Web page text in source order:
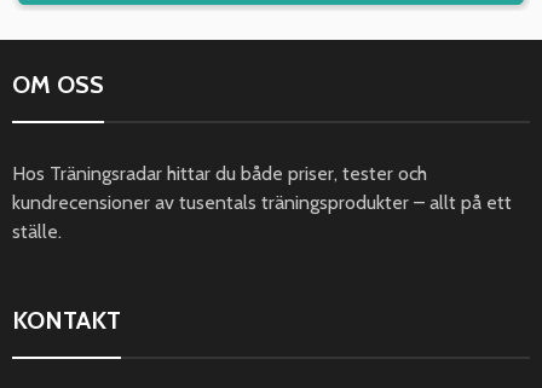
OM OSS
Hos Träningsradar hittar du både priser, tester och
kundrecensioner av tusentals träningsprodukter – allt på ett
ställe.
KONTAKT